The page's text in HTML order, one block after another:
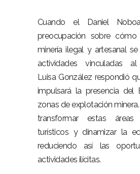
Cuando el Daniel
preocupación sobre
minería ilegal y artesanal
actividades vinculadas al
Luisa González respondió
impulsará la presencia del
zonas de explotación
transformar estas
turísticos y dinamizar la
reduciendo así las
actividades ilícitas.